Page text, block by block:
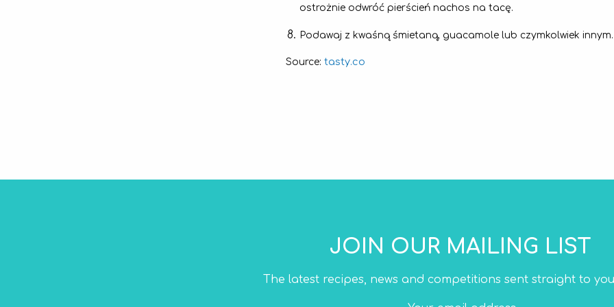
ostrożnie odwróć pierścień nachos na tacę.
Podawaj z kwaśną śmietaną, guacamole lub czymkolwiek innym.
Source: tasty.co
JOIN OUR MAILING LIST
The latest recipes, news and competitions sent straight to